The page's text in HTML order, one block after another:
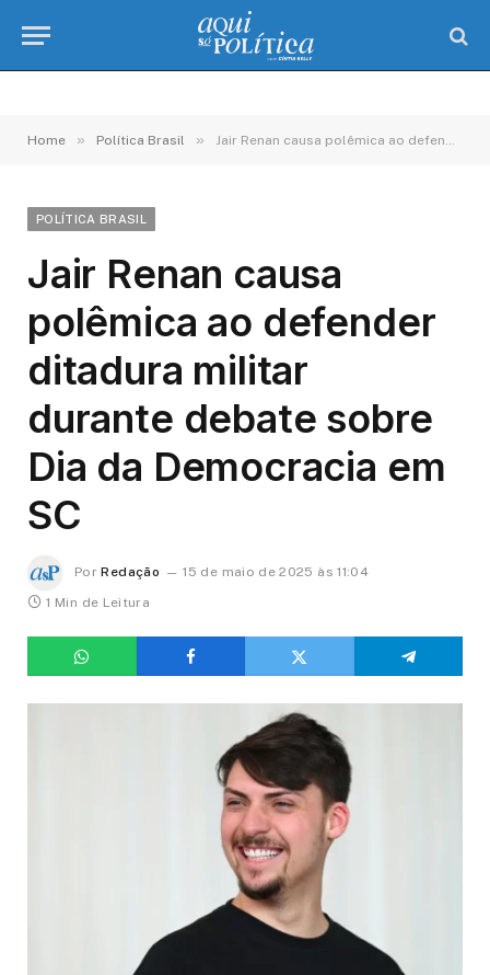
Home » Política Brasil » Jair Renan causa polêmica ao defender ditadura militar durante debate sobre Dia da Democracia em SC
POLÍTICA BRASIL
Jair Renan causa
polêmica ao defender
ditadura militar
durante debate sobre
Dia da Democracia em
SC
Por Redação
15 de maio de 2025 às 11:04
1 Min de Leitura